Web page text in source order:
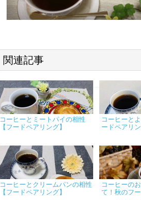
関連記事
コーヒーとミートパイの相性
【フードペアリング】
コーヒーと
ードペアリン
コーヒーとクリームパンの相性
【フードペアリング】
コーヒーの
て！秋のフ